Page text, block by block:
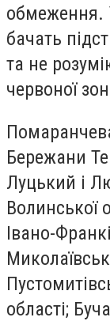
обмеження.
бачать
та не
червоної
Бережани
Луцький і
Волинської
Івано-
області;